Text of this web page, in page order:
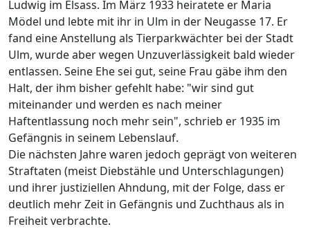
Ludwig im Elsass. Im März 1933 heiratete er Maria
Mödel und lebte mit ihr in Ulm in der Neugasse 17. Er
fand eine Anstellung als Tierparkwächter bei der Stadt
Ulm, wurde aber wegen Unzuverlässigkeit bald wieder
entlassen. Seine Ehe sei gut, seine Frau gäbe ihm den
Halt, der ihm bisher gefehlt habe: "wir sind gut
miteinander und werden es nach meiner
Haftentlassung noch mehr sein", schrieb er 1935 im
Gefängnis in seinem Lebenslauf.
Die nächsten Jahre waren jedoch geprägt von weiteren
Straftaten (meist Diebstähle und Unterschlagungen)
und ihrer justiziellen Ahndung, mit der Folge, dass er
deutlich mehr Zeit in Gefängnis und Zuchthaus als in
Freiheit verbrachte.